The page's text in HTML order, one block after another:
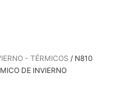
- TÉRMICOS / N810
DE INVIERNO